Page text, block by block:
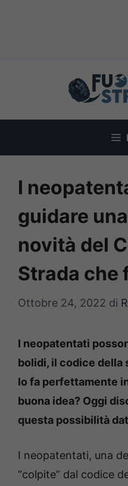
I
guidare
novità del
Strada che
Ottobre 24, 2022 di
I neopatentati
bolidi, il codice della
lo fa perfettamente
buona idea? Oggi
questa possibilità
I neopatentati, una
“colpite” dal codice